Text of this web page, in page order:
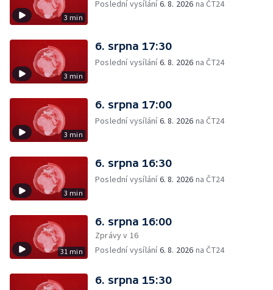
3 min
Poslední vysílání6. 8. 2026 na ČT24
3 min
6. srpna 17:30
Poslední vysílání6. 8. 2026 na ČT24
3 min
6. srpna 17:00
Poslední vysílání6. 8. 2026 na ČT24
3 min
6. srpna 16:30
Poslední vysílání6. 8. 2026 na ČT24
31 min
6. srpna 16:00
Zprávy v 16
Poslední vysílání6. 8. 2026 na ČT24
6. srpna 15:30